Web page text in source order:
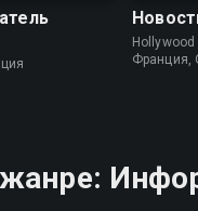
Hollywood
Франция,